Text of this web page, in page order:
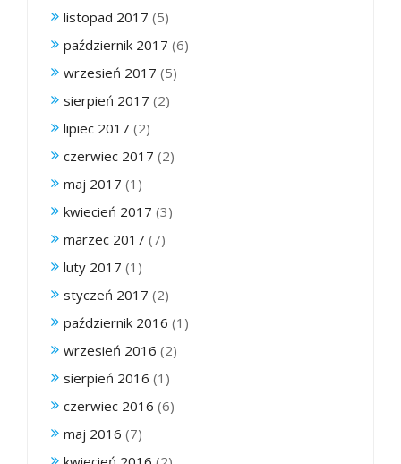
listopad 2017 (5)
październik 2017 (6)
wrzesień 2017 (5)
sierpień 2017 (2)
lipiec 2017 (2)
czerwiec 2017 (2)
maj 2017 (1)
kwiecień 2017 (3)
marzec 2017 (7)
luty 2017 (1)
styczeń 2017 (2)
październik 2016 (1)
wrzesień 2016 (2)
sierpień 2016 (1)
czerwiec 2016 (6)
maj 2016 (7)